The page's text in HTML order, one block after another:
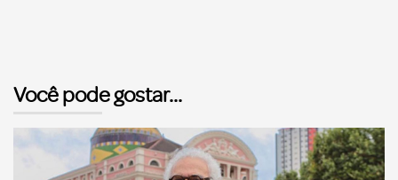
Você pode gostar...